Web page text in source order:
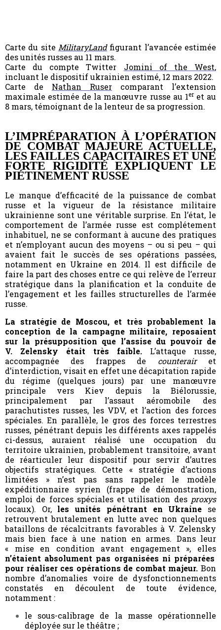
Carte du site MilitaryLandfigurant l’avancée estimée
des unités russes au 11 mars.
Carte du compte Twitter Jomini of the West,
incluant le dispositif ukrainien estimé, 12 mars 2022.
Carte de Nathan Ruser comparant l’extension
maximale estimée de la manœuvre russe au 1eret au
8 mars, témoignant de la lenteur de sa progression.
L’IMPRÉPARATION À L’OPÉRATION
DE COMBAT MAJEURE ACTUELLE,
LES FAILLES CAPACITAIRES ET UNE
FORTE RIGIDITÉ EXPLIQUENT LE
PIÉTINEMENT RUSSE
Le manque d’efficacité de la puissance de combat
russe et la vigueur de la résistance militaire
ukrainienne sont une véritable surprise. En l’état, le
comportement de l’armée russe est complétement
inhabituel, ne se conformant à aucune des pratiques
et n’employant aucun des moyens – ou si peu – qui
avaient fait le succès de ses opérations passées,
notamment en Ukraine en 2014. Il est difficile de
faire la part des choses entre ce qui relève de l’erreur
stratégique dans la planification et la conduite de
l’engagement et les failles structurelles de l’armée
russe.
La stratégie de Moscou, et très probablement la
conception de la campagne militaire, reposaient
sur la présupposition que l’assise du pouvoir de
V. Zelensky était très faible. L’attaque russe,
accompagnée des frappes de counterairet
d’interdiction, visait en effet une décapitation rapide
du régime (quelques jours) par une manœuvre
principale vers Kiev depuis la Biélorussie,
principalement par l’assaut aéromobile des
parachutistes russes, les VDV, et l’action des forces
spéciales. En parallèle, le gros des forces terrestres
russes, pénétrant depuis les différents axes rappelés
ci-dessus, auraient réalisé une occupation du
territoire ukrainien, probablement transitoire, avant
de réarticuler leur dispositif pour servir d’autres
objectifs stratégiques. Cette « stratégie d’actions
limitées » n’est pas sans rappeler le modèle
expéditionnaire syrien (frappe de démonstration,
emploi de forces spéciales et utilisation des proxys
locaux). Or, les unités pénétrant en Ukraine se
retrouvent brutalement en lutte avec non quelques
bataillons de récalcitrants favorables à V. Zelensky
mais bien face à une nation en armes. Dans leur
« mise en condition avant engagement », elles
n’étaient absolument pas organisées ni préparées
pour réaliser ces opérations de combat majeur. Bon
nombre d’anomalies voire de dysfonctionnements
constatés en découlent de toute évidence,
notamment :
le sous-calibrage de la masse opérationnelle
déployée sur le théâtre ;